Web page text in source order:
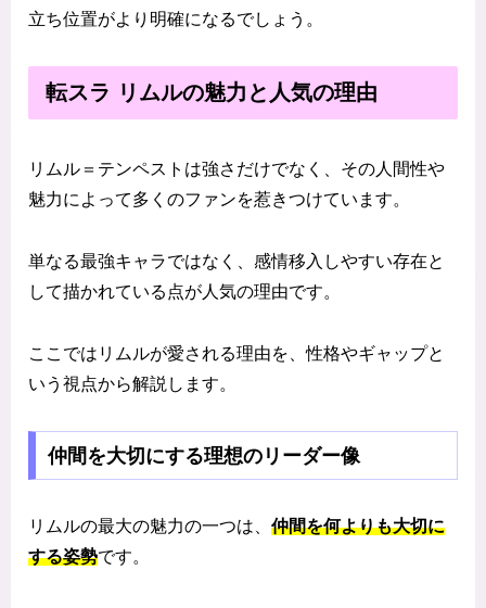
立ち位置がより明確になるでしょう。
転スラ リムルの魅力と人気の理由
リムル＝テンペストは強さだけでなく、その人間性や
魅力によって多くのファンを惹きつけています。
単なる最強キャラではなく、感情移入しやすい存在と
して描かれている点が人気の理由です。
ここではリムルが愛される理由を、性格やギャップと
いう視点から解説します。
仲間を大切にする理想のリーダー像
リムルの最大の魅力の一つは、 仲間を何よりも大切に
する姿勢です。